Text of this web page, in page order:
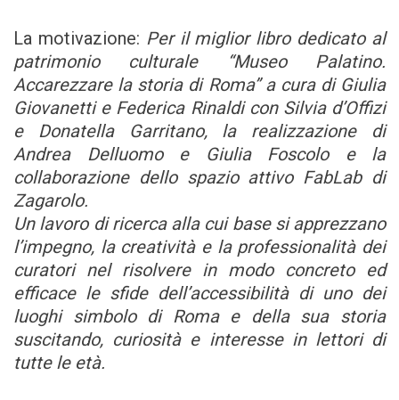
La motivazione: Per il miglior libro dedicato al
patrimonio culturale “Museo Palatino.
Accarezzare la storia di Roma” a cura di Giulia
Giovanetti e Federica Rinaldi con Silvia d’Offizi
e Donatella Garritano, la realizzazione di
Andrea Delluomo e Giulia Foscolo e la
collaborazione dello spazio attivo FabLab di
Zagarolo.
Un lavoro di ricerca alla cui base si apprezzano
l’impegno, la creatività e la professionalità dei
curatori nel risolvere in modo concreto ed
efficace le sfide dell’accessibilità di uno dei
luoghi simbolo di Roma e della sua storia
suscitando, curiosità e interesse in lettori di
tutte le età.